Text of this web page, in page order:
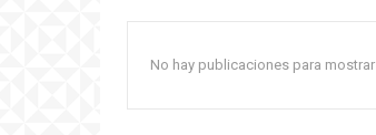
No hay publicaciones para mostrar